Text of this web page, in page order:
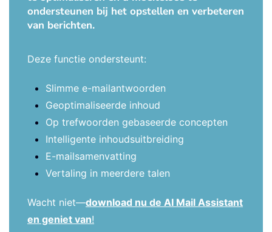
ondersteunen bij het opstellen en verbeteren
van berichten.
Deze functie ondersteunt:
Slimme e-mailantwoorden
Geoptimaliseerde inhoud
Op trefwoorden gebaseerde concepten
Intelligente inhoudsuitbreiding
E-mailsamenvatting
Vertaling in meerdere talen
Wacht niet—download nu de AI Mail Assistant
en geniet van!